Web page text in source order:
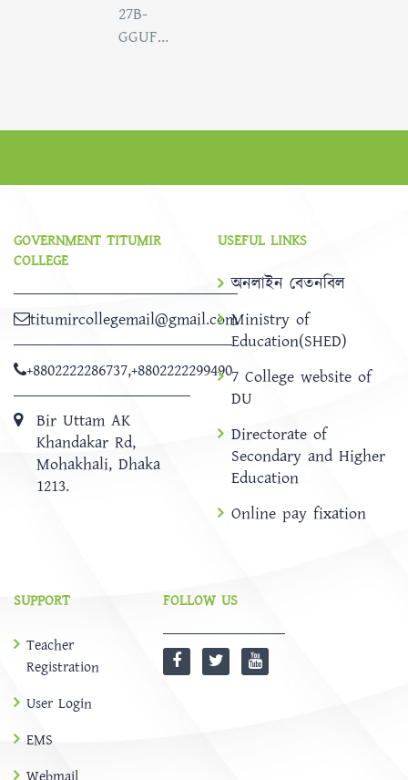
27B-
GGUF...
GOVERNMENT TITUMIR
COLLEGE
titumircollegemail@gmail.com
+8802222286737,+8802222299490
Bir Uttam AK
Khandakar Rd,
Mohakhali, Dhaka
1213.
USEFUL LINKS
অনলাইন বেতনবিল
Ministry of
Education(SHED)
7 College website of
DU
Directorate of
Secondary and Higher
Education
Online pay fixation
SUPPORT
Teacher
Registration
User Login
EMS
FOLLOW US